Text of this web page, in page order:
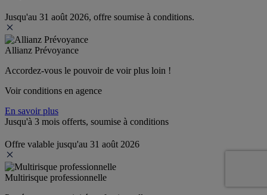
Jusqu'au 31 août 2026, offre soumise à conditions.
Allianz Prévoyance
Accordez-vous le pouvoir de voir plus loin !
Voir conditions en agence
En savoir plus
Jusqu'à 3 mois offerts, soumise à conditions
Offre valable jusqu'au 31 août 2026
Multirisque professionnelle